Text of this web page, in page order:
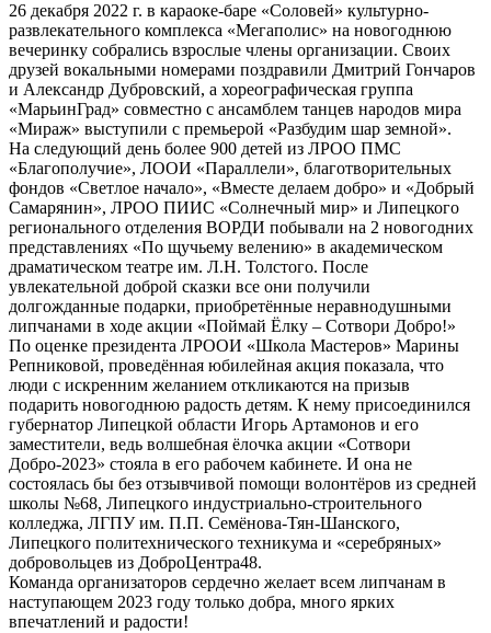
26 декабря 2022 г. в караоке-баре «Соловей» культурно-
развлекательного комплекса «Мегаполис» на новогоднюю
вечеринку собрались взрослые члены организации. Своих
друзей вокальными номерами поздравили Дмитрий Гончаров
и Александр Дубровский, а хореографическая группа
«МарьинГрад» совместно с ансамблем танцев народов мира
«Мираж» выступили с премьерой «Разбудим шар земной».
На следующий день более 900 детей из ЛРОО ПМС
«Благополучие», ЛООИ «Параллели», благотворительных
фондов «Светлое начало», «Вместе делаем добро» и «Добрый
Самарянин», ЛРОО ПИИС «Солнечный мир» и Липецкого
регионального отделения ВОРДИ побывали на 2 новогодних
представлениях «По щучьему велению» в академическом
драматическом театре им. Л.Н. Толстого. После
увлекательной доброй сказки все они получили
долгожданные подарки, приобретённые неравнодушными
липчанами в ходе акции «Поймай Ёлку – Сотвори Добро!»
По оценке президента ЛРООИ «Школа Мастеров» Марины
Репниковой, проведённая юбилейная акция показала, что
люди с искренним желанием откликаются на призыв
подарить новогоднюю радость детям. К нему присоединился
губернатор Липецкой области Игорь Артамонов и его
заместители, ведь волшебная ёлочка акции «Сотвори
Добро-2023» стояла в его рабочем кабинете. И она не
состоялась бы без отзывчивой помощи волонтёров из средней
школы №68, Липецкого индустриально-строительного
колледжа, ЛГПУ им. П.П. Семёнова-Тян-Шанского,
Липецкого политехнического техникума и «серебряных»
добровольцев из ДоброЦентра48.
Команда организаторов сердечно желает всем липчанам в
наступающем 2023 году только добра, много ярких
впечатлений и радости!